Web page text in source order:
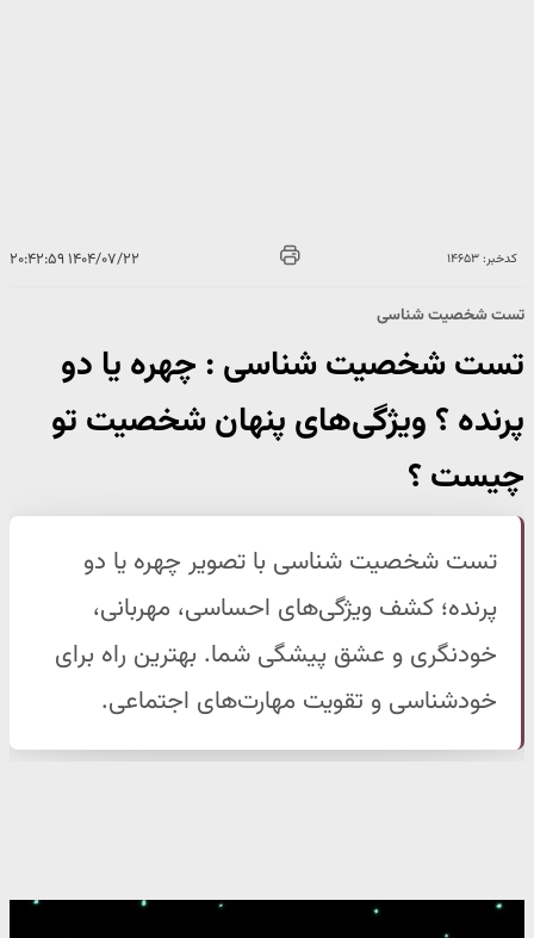
کدخبر: ۱۴۶۵۳ ۱۴۰۴/۰۷/۲۲ ۲۰:۴۲:۵۹
تست شخصیت شناسی
تست شخصیت شناسی : چهره یا دو
پرنده ؟ ویژگی‌های پنهان شخصیت تو
چیست ؟
تست شخصیت شناسی با تصویر چهره یا دو
پرنده؛ کشف ویژگی‌های احساسی، مهربانی،
خودنگری و عشق پیشگی شما. بهترین راه برای
خودشناسی و تقویت مهارت‌های اجتماعی.